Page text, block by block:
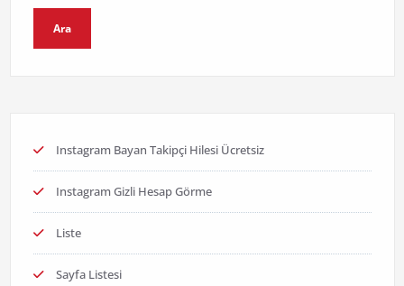
Ara
Instagram Bayan Takipçi Hilesi Ücretsiz
Instagram Gizli Hesap Görme
Liste
Sayfa Listesi